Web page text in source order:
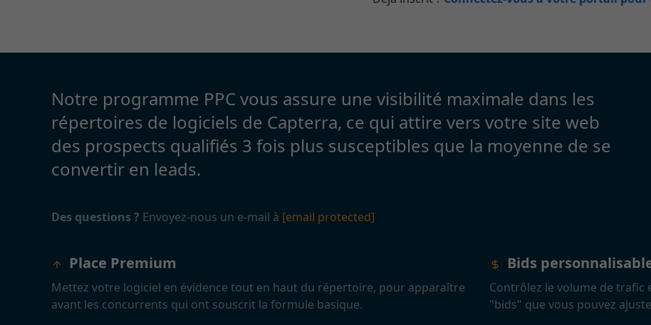
Notre programme PPC vous assure une visibilité maximale dans les
répertoires de logiciels de Capterra, ce qui attire vers votre site web
des prospects qualifiés 3 fois plus susceptibles que la moyenne de se
convertir en leads.
Des questions ? Envoyez-nous un e-mail à [email protected]
Place Premium
Mettez votre logiciel en évidence tout en haut du répertoire, pour apparaître
avant les concurrents qui ont souscrit la formule basique.
Bids
Contrôlez le volume de
"bids" que vous pouvez